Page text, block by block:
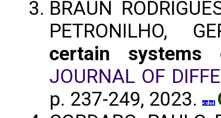
BRAUN
PETRONILHO,
certain
JOURNAL OF
p. 237-249, 2023.